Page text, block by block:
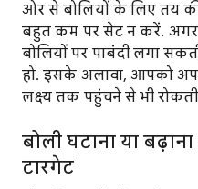
ओर से बोलियों के लिए तय
बहुत कम पर सेट न करें.
बोलियों पर पाबंदी लगा
हो. इसके अलावा, आपको
लक्ष्य तक पहुंचने से भी
बोली घटाना या
टारगेट